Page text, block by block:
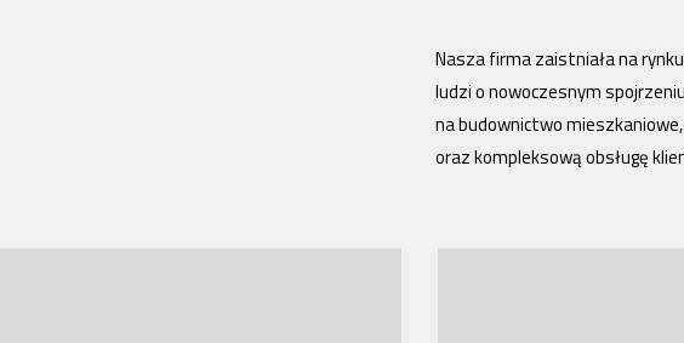
Nasza firma zaistniała na
ludzi o nowoczesnym
na budownictwo
oraz kompleksową obsługę